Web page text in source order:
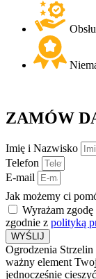
ZAMÓW
Imię i Nazwisko
Telefon
E-mail
Jak możemy ci
Wyrażam
zgodnie z polityką
WYŚLIJ
Ogrodzenia
ważny element
jednocześnie